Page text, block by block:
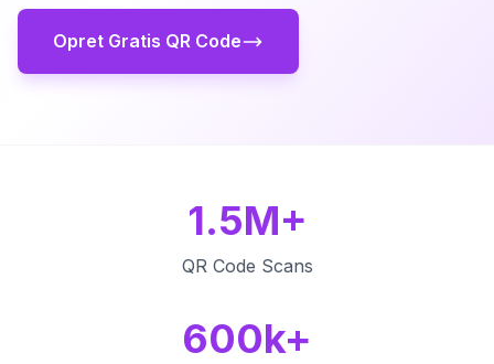
Opret Gratis QR Code
1.5M+
QR Code Scans
600k+